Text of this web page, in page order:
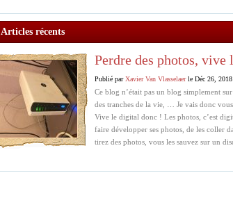
Articles récents
Perdre des photos,
Publié parXavier Van Vlasselaerle Déc 26, 2018
Ce blog n’était pas un blog simplement
des tranches de la vie, … Je vais donc
Vive le digital donc ! Les photos, c’est
faire développer ses photos, de les coller
tirez des photos, vous les sauvez sur un